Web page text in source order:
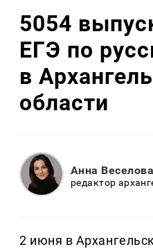
5054
ЕГЭ по
в
области
Анна Веселова
редактор
2 июня в